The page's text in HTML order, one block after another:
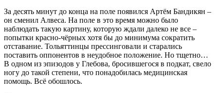
За десять минут до конца на поле появился Артём Бандикян –
он сменил Алвеса. На поле в это время можно было
наблюдать такую картину, которую ждали далеко не все –
попытки красно-чёрных хотя бы до минимума сократить
отставание. Тольяттинцы прессинговали и старались
поставить оппонентов в неудобное положение. Но тщетно…
В одном из эпизодов у Глебова, бросившегося в подкат, свело
ногу до такой степени, что понадобилась медицинская
помощь. Всё обошлось.